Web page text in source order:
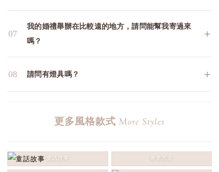
07
我的婚禮舉辦在比較遠的地方，請問能幫我寄過來
嗎？
＋
08 請問有燈具嗎？ ＋
更多風格款式 More Styles
童話故事 奢華黑金